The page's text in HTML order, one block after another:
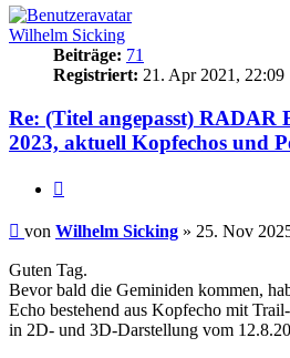
Wilhelm Sicking
Beiträge: 71
Registriert: 21. Apr 2021, 22:09
Re: (Titel angepasst) RADAR
2023, aktuell Kopfechos und
Beitrag
von Wilhelm Sicking » 25. Nov
Guten Tag.
Bevor bald die Geminiden kommen,
Echo bestehend aus Kopfecho mit
in 2D- und 3D-Darstellung vom